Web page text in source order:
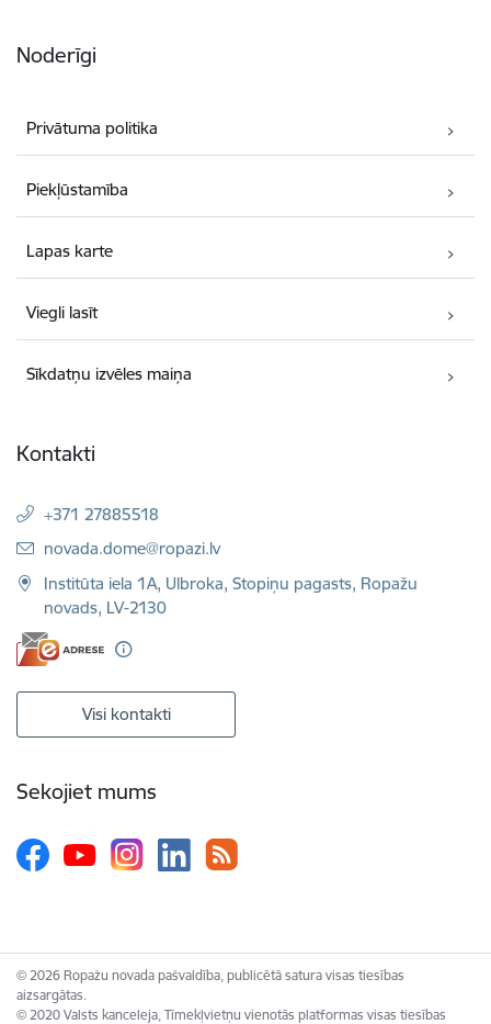
Noderīgi
Privātuma politika
Piekļūstamība
Lapas karte
Viegli lasīt
Sīkdatņu izvēles maiņa
Kontakti
+371 27885518
E-pasts:
novada.dome@ropazi.lv
Institūta iela 1A, Ulbroka, Stopiņu pagasts, Ropažu
novads, LV-2130
Visi kontakti
Sekojiet mums
© 2026 Ropažu novada pašvaldība, publicētā satura visas tiesības
aizsargātas.
© 2020 Valsts kanceleja, Tīmekļvietņu vienotās platformas visas tiesības